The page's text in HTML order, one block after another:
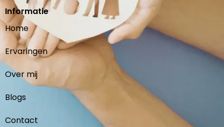
Informatie
Home
Ervaringen
Over mij
Blogs
Contact